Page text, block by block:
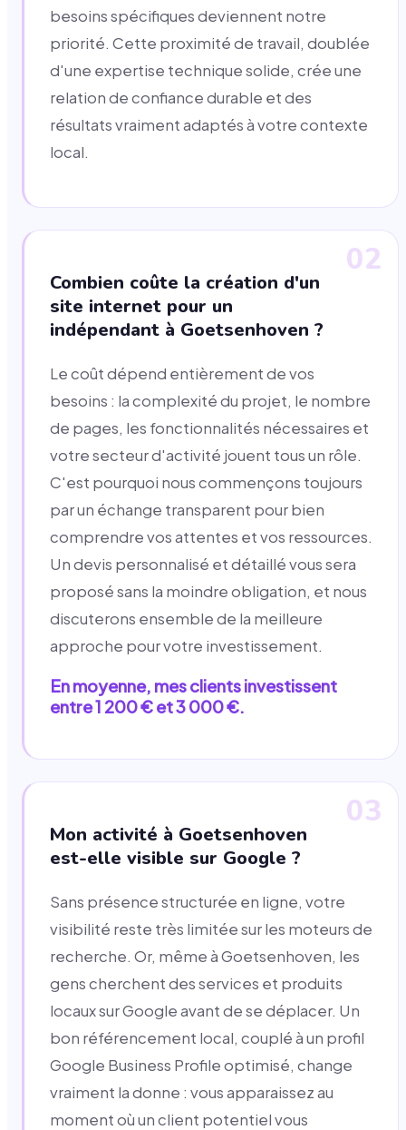
besoins spécifiques deviennent notre
priorité. Cette proximité de travail, doublée
d'une expertise technique solide, crée une
relation de confiance durable et des
résultats vraiment adaptés à votre contexte
local.
02
Combien coûte la création d'un
site internet pour un
indépendant à Goetsenhoven ?
Le coût dépend entièrement de vos
besoins : la complexité du projet, le nombre
de pages, les fonctionnalités nécessaires et
votre secteur d'activité jouent tous un rôle.
C'est pourquoi nous commençons toujours
par un échange transparent pour bien
comprendre vos attentes et vos ressources.
Un devis personnalisé et détaillé vous sera
proposé sans la moindre obligation, et nous
discuterons ensemble de la meilleure
approche pour votre investissement.
En moyenne, mes clients investissent
entre 1 200 € et 3 000 €.
03
Mon activité à Goetsenhoven
est-elle visible sur Google ?
Sans présence structurée en ligne, votre
visibilité reste très limitée sur les moteurs de
recherche. Or, même à Goetsenhoven, les
gens cherchent des services et produits
locaux sur Google avant de se déplacer. Un
bon référencement local, couplé à un profil
Google Business Profile optimisé, change
vraiment la donne : vous apparaissez au
moment où un client potentiel vous